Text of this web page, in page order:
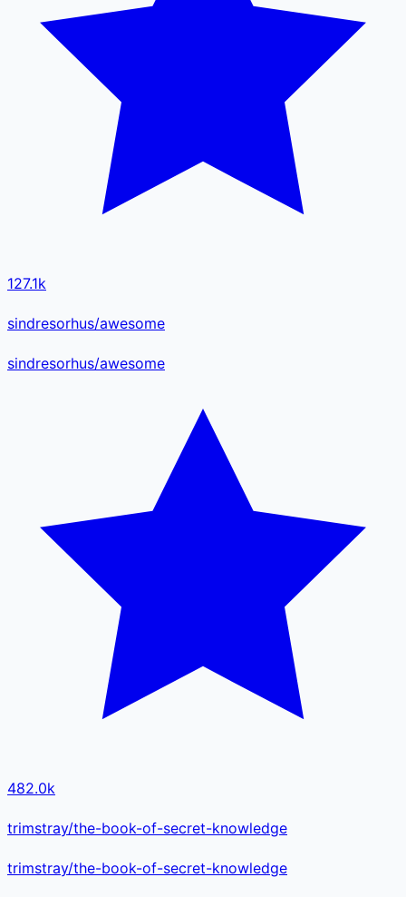
127.1k
sindresorhus/awesome
sindresorhus/awesome
482.0k
trimstray/the-book-of-secret-knowledge
trimstray/the-book-of-secret-knowledge